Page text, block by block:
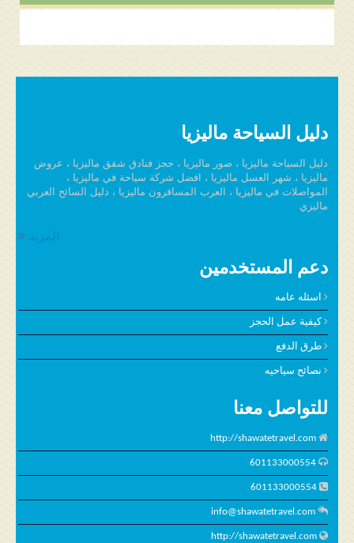
دليل السياحة ماليزيا
دليل السياحة ماليزيا ، صور ماليزيا ، حجز فنادق شقق ماليزيا ، عروض
ماليزيا ، شهر العسل ماليزيا ، افضل شركة سياحة في ماليزيا ،
المواصلات في ماليزيا ، العرب المسافرون ماليزيا ، دليل السائح العربي
ماليزي
المزيد
دعم المستخدمين
اسئله عامه
كيفية عمل الحجز
طرق الدفع
نصائح سياحيه
للتواصل معنا
http://shawatetravel.com
601133000554
601133000554
info@shawatetravel.com
http://shawatetravel.com